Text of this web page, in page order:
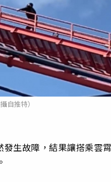
自推特）
生故障，結果讓搭乘雲